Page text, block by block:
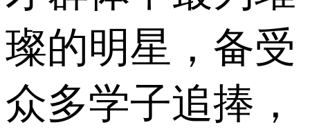
璨的明星，备受
众多学子追捧，